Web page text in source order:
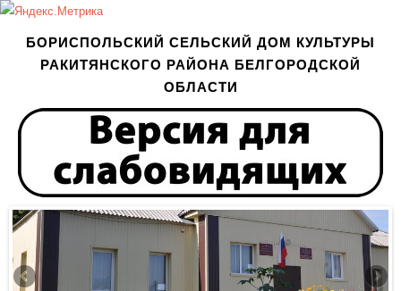
БОРИСПОЛЬСКИЙ СЕЛЬСКИЙ ДОМ КУЛЬТУРЫ
РАКИТЯНСКОГО РАЙОНА БЕЛГОРОДСКОЙ
ОБЛАСТИ